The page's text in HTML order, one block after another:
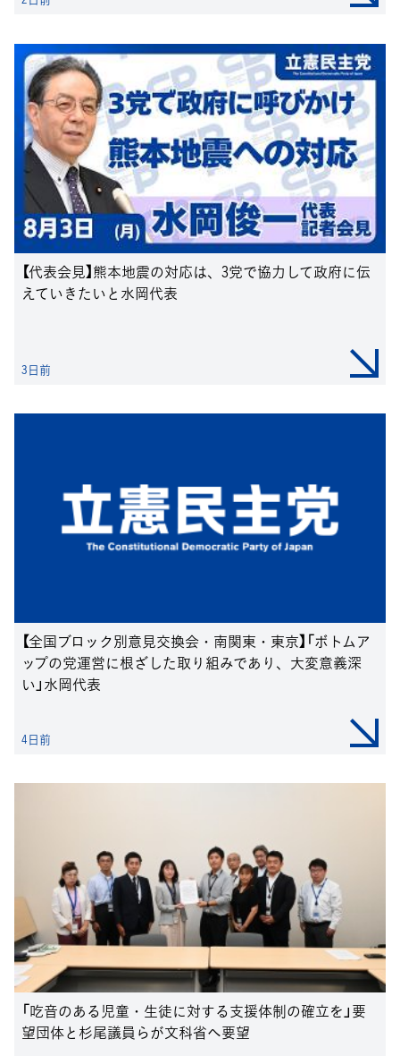
【代表会見】熊本地震の対応は、3党で協力して政府に伝
えていきたいと水岡代表
3日前
【全国ブロック別意見交換会・南関東・東京】「ボトムア
ップの党運営に根ざした取り組みであり、大変意義深
い」水岡代表
4日前
「吃音のある児童・生徒に対する支援体制の確立を」要
望団体と杉尾議員らが文科省へ要望